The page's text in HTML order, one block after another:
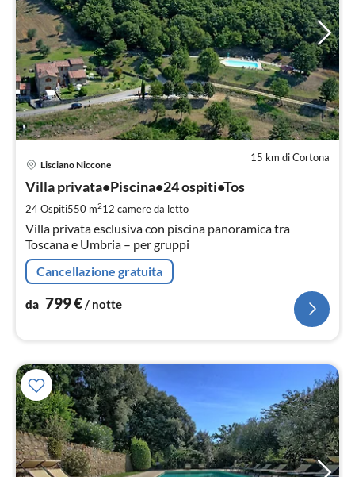
15 km di Cortona
Lisciano Niccone
Villa privata•Piscina•24 ospiti•Tos
24 Ospiti550 m212 camere da letto
Villa privata esclusiva con piscina panoramica tra
Toscana e Umbria – per gruppi
Cancellazione gratuita
da 799€/ notte